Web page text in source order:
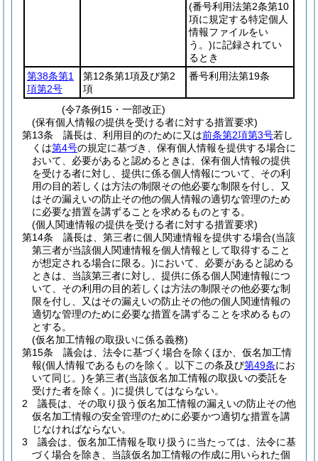
(番号利用法第2条第10
項に規定する特定個人
情報ファイルをい
う。)に記録されてい
るとき
第38条第1
項第2号
第12条第1項及び第2
項
番号利用法第19条
(令7条例15・一部改正)
(保有個人情報の提供を受ける者に対する措置要求)
第13条
議長は、利用目的のために又は前条第2項第3号若し
くは第4号の規定に基づき、保有個人情報を提供する場合に
おいて、必要があると認めるときは、保有個人情報の提供
を受ける者に対し、提供に係る個人情報について、その利
用の目的若しくは方法の制限その他必要な制限を付し、又
はその漏えいの防止その他の個人情報の適切な管理のため
に必要な措置を講ずることを求めるものとする。
(個人関連情報の提供を受ける者に対する措置要求)
第14条
議長は、第三者に個人関連情報を提供する場合(当該
第三者が当該個人関連情報を個人情報として取得すること
が想定される場合に限る。)において、必要があると認める
ときは、当該第三者に対し、提供に係る個人関連情報につ
いて、その利用の目的若しくは方法の制限その他必要な制
限を付し、又はその漏えいの防止その他の個人関連情報の
適切な管理のために必要な措置を講ずることを求めるもの
とする。
(仮名加工情報の取扱いに係る義務)
第15条
議会は、法令に基づく場合を除くほか、仮名加工情
報(個人情報であるものを除く。以下この条及び第49条にお
いて同じ。)を第三者(当該仮名加工情報の取扱いの委託を
受けた者を除く。)に提供してはならない。
2
議長は、その取り扱う仮名加工情報の漏えいの防止その他
仮名加工情報の安全管理のために必要かつ適切な措置を講
じなければならない。
3
議会は、仮名加工情報を取り扱うに当たっては、法令に基
づく場合を除き、当該仮名加工情報の作成に用いられた個